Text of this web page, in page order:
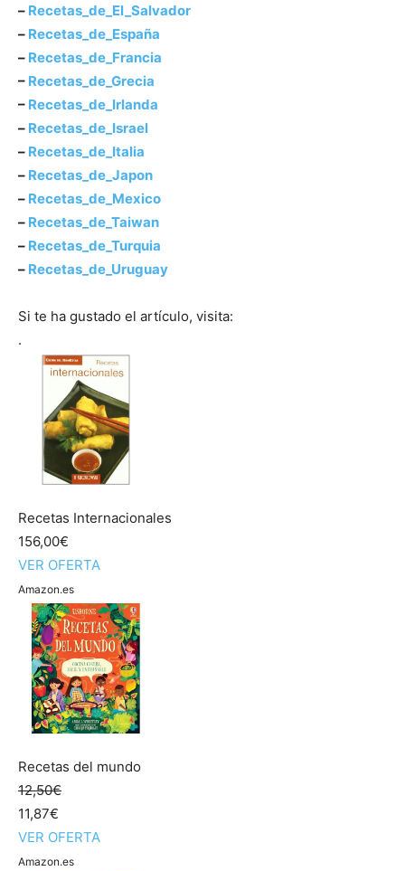
– Recetas_de_El_Salvador
– Recetas_de_España
– Recetas_de_Francia
– Recetas_de_Grecia
– Recetas_de_Irlanda
– Recetas_de_Israel
– Recetas_de_Italia
– Recetas_de_Japon
– Recetas_de_Mexico
– Recetas_de_Taiwan
– Recetas_de_Turquia
– Recetas_de_Uruguay
Si te ha gustado el artículo, visita:
.
Recetas Internacionales
156,00€
VER OFERTA
Amazon.es
Recetas del mundo
12,50€
11,87€
VER OFERTA
Amazon.es